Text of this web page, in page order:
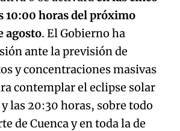
10:00 horas del próximo
agosto. El Gobierno ha
ante la previsión de
y concentraciones masivas
contemplar el eclipse solar
las 20:30 horas, sobre todo
de Cuenca y en toda la de